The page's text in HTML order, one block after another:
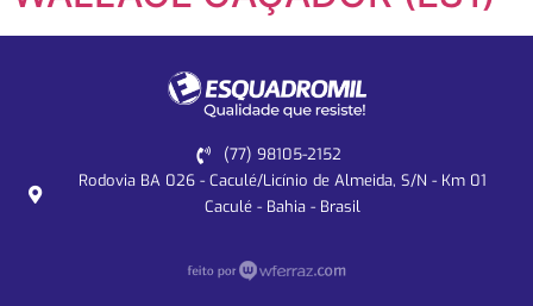
(77) 98105-2152
Rodovia BA 026 - Caculé/Licínio de Almeida, S/N - Km 01
Caculé - Bahia - Brasil